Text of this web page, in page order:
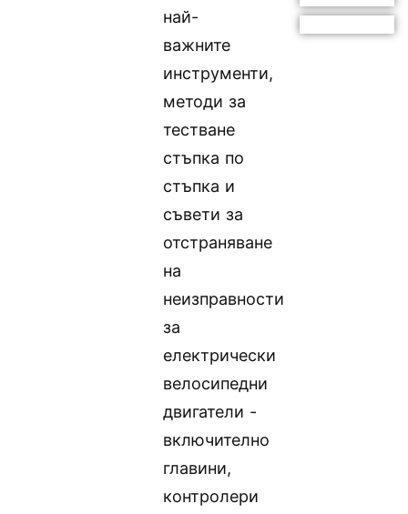
най-
важните
инструменти,
методи за
тестване
стъпка по
стъпка и
съвети за
отстраняване
на
неизправности
за
електрически
велосипедни
двигатели -
включително
главини,
контролери